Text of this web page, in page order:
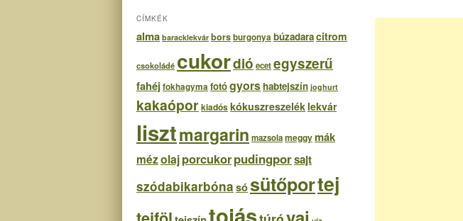
CÍMKÉK
alma baracklekvár borsburgonya búzadaracitrom
csokoládé cukordió ecetegyszerű
fahéjfokhagyma fotógyorshabtejszín joghurt
kakaóporkiadóskókuszreszelék lekvár
lisztmargarin mazsolameggymák
mézolajporcukorpudingporsajt
szódabikarbóna sósütőportej